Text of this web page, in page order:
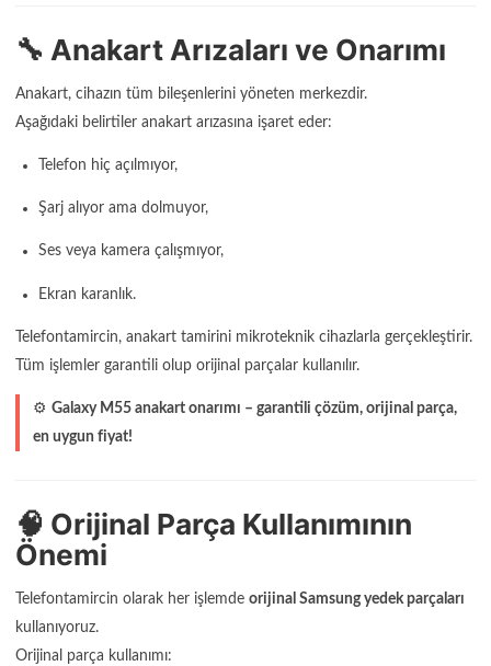
🔧 Anakart Arızaları ve Onarımı
Anakart, cihazın tüm bileşenlerini yöneten merkezdir.
Aşağıdaki belirtiler anakart arızasına işaret eder:
Telefon hiç açılmıyor,
Şarj alıyor ama dolmuyor,
Ses veya kamera çalışmıyor,
Ekran karanlık.
Telefontamircin, anakart tamirini mikroteknik cihazlarla gerçekleştirir.
Tüm işlemler garantili olup orijinal parçalar kullanılır.
⚙️ Galaxy M55 anakart onarımı – garantili çözüm, orijinal parça,
en uygun fiyat!
🧠 Orijinal Parça Kullanımının
Önemi
Telefontamircin olarak her işlemde orijinal Samsung yedek parçaları
kullanıyoruz.
Orijinal parça kullanımı: